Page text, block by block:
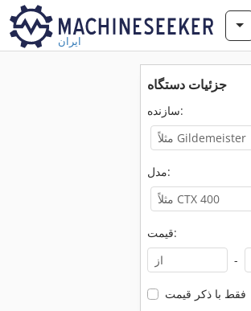
ایران
جزئیات دستگاه
سازنده:
مدل:
قیمت:
-
فقط با ذکر قیمت